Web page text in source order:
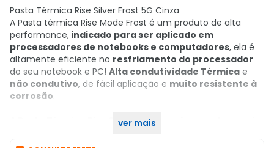
Pasta Térmica Rise Silver Frost 5G Cinza
A Pasta térmica Rise Mode Frost é um produto de alta
performance, indicado para ser aplicado em
processadores de notebooks e computadores, ela é
altamente eficiente no resfriamento do processador
do seu notebook e PC! Alta condutividade Térmica e
não condutivo, de fácil aplicação e muito resistente à
corrosão.
A Pasta Térmica Rise Silver Frost você encontra aqui
ver mais